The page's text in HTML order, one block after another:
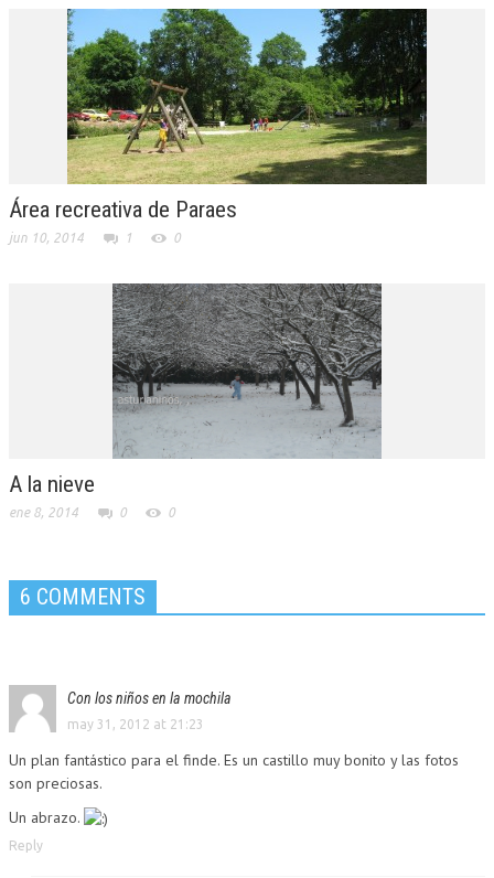
Área recreativa de Paraes
jun 10, 2014 1 0
A la nieve
ene 8, 2014 0 0
6 COMMENTS
Con los niños en la mochila
may 31, 2012 at 21:23
Un plan fantástico para el finde. Es un castillo muy bonito y las fotos
son preciosas.
Un abrazo.
Reply